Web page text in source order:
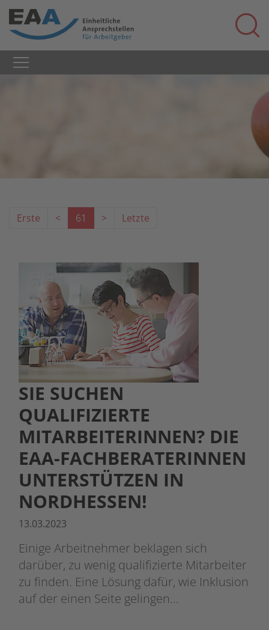
Erste < 61 > Letzte
SIE SUCHEN
QUALIFIZIERTE
MITARBEITERINNEN? DIE
EAA-FACHBERATERINNEN
UNTERSTÜTZEN IN
NORDHESSEN!
13.03.2023
Einige Arbeitnehmer beklagen sich
darüber, zu wenig qualifizierte Mitarbeiter
zu finden. Eine Lösung dafür, wie Inklusion
auf der einen Seite gelingen…